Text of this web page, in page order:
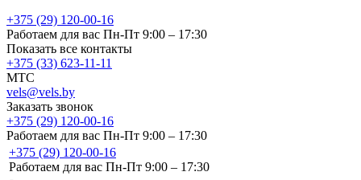
+375 (29) 120-00-16
Работаем для вас Пн-Пт 9:00 – 17:30
Показать все контакты
+375 (33) 623-11-11
MTC
vels@vels.by
Заказать звонок
+375 (29) 120-00-16
Работаем для вас Пн-Пт 9:00 – 17:30
+375 (29) 120-00-16
Работаем для вас Пн-Пт 9:00 – 17:30